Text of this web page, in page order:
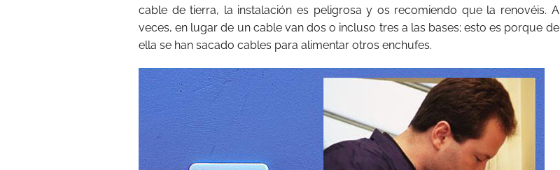
cable de tierra, la instalación es peligrosa y os recomiendo que la renovéis. A
veces, en lugar de un cable van dos o incluso tres a las bases; esto es porque de
ella se han sacado cables para alimentar otros enchufes.